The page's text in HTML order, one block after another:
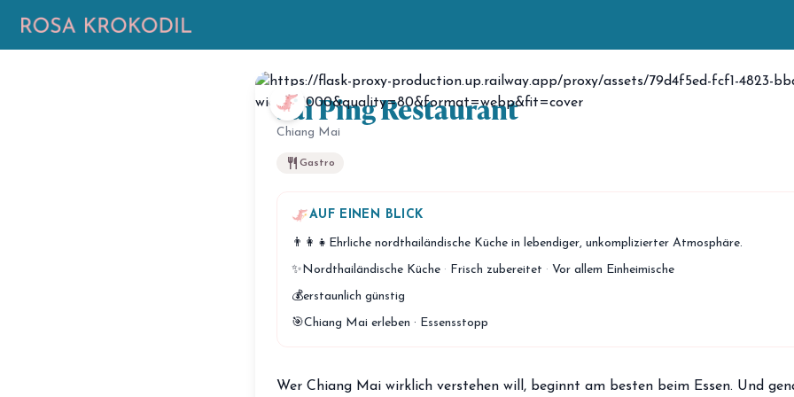
Sai Ping Restaurant
Chiang Mai
restaurant Gastro
AUF EINEN BLICK
👨‍👩‍👧 Ehrliche nordthailändische Küche in lebendiger, unkomplizierter Atmosphäre.
✨Nordthailändische Küche · Frisch zubereitet · Vor allem Einheimische
💰erstaunlich günstig
🎯Chiang Mai erleben · Essensstopp
Wer Chiang Mai wirklich verstehen will, beginnt am besten beim Essen. Und